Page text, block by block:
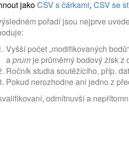
jakoCSV s čárkami, CSV se
pořadí jsou nejprve
Vyšší počet „modifikovaných
a prum je průměrný bodový zisk z
Ročník studia soutěžícího, příp.
Pokud nerozhodne ani jedno z
odmítnuvší a